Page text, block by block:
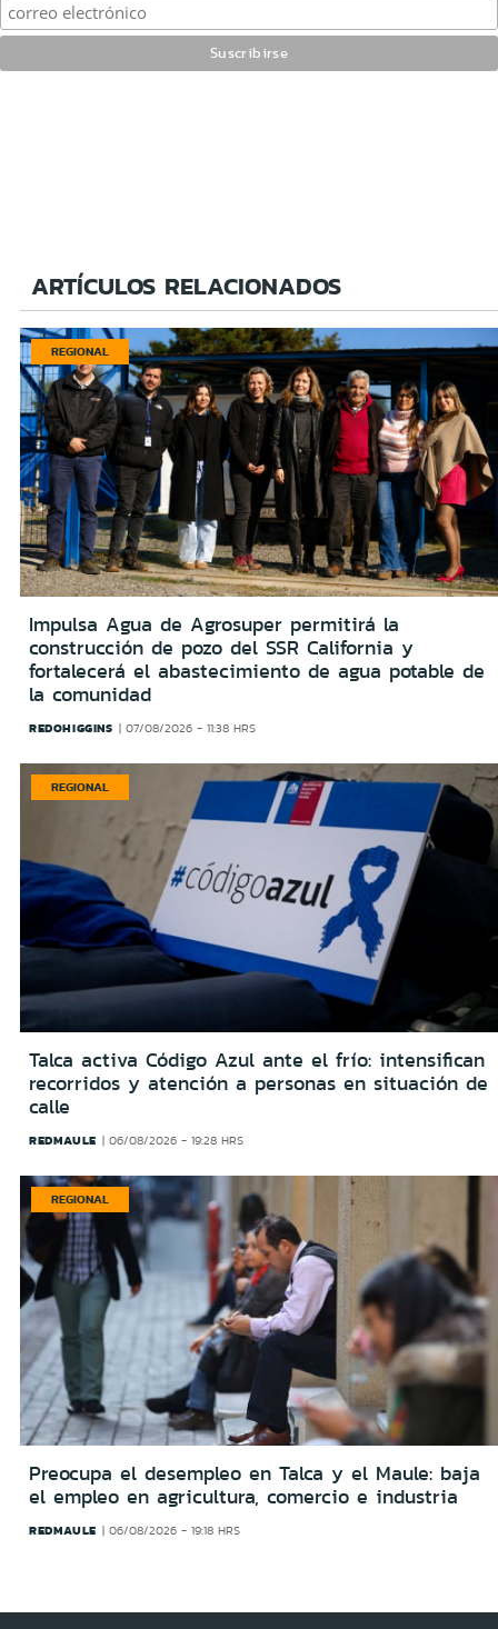
ARTÍCULOS RELACIONADOS
REGIONAL
Impulsa Agua de Agrosuper permitirá la
construcción de pozo del SSR California y
fortalecerá el abastecimiento de agua potable de
la comunidad
REDOHIGGINS 07/08/2026 - 11:38 HRS
REGIONAL
Talca activa Código Azul ante el frío: intensifican
recorridos y atención a personas en situación de
calle
REDMAULE 06/08/2026 - 19:28 HRS
REGIONAL
Preocupa el desempleo en Talca y el Maule: baja
el empleo en agricultura, comercio e industria
REDMAULE 06/08/2026 - 19:18 HRS